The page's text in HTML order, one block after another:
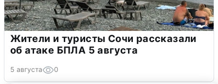
Жители и туристы Сочи рассказали
об атаке БПЛА 5 августа
5 августа 0